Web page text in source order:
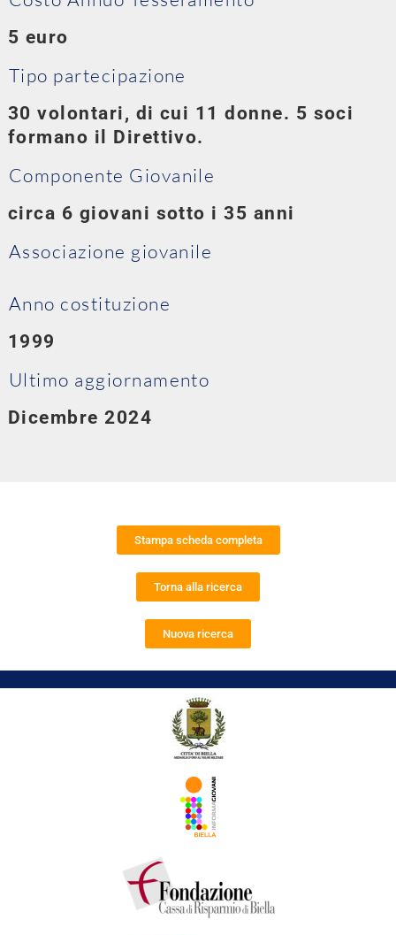
5 euro
Tipo partecipazione
30 volontari, di cui 11 donne. 5 soci
formano il Direttivo.
Componente Giovanile
circa 6 giovani sotto i 35 anni
Associazione giovanile
Anno costituzione
1999
Ultimo aggiornamento
Dicembre 2024
Stampa scheda completa
Torna alla ricerca
Nuova ricerca